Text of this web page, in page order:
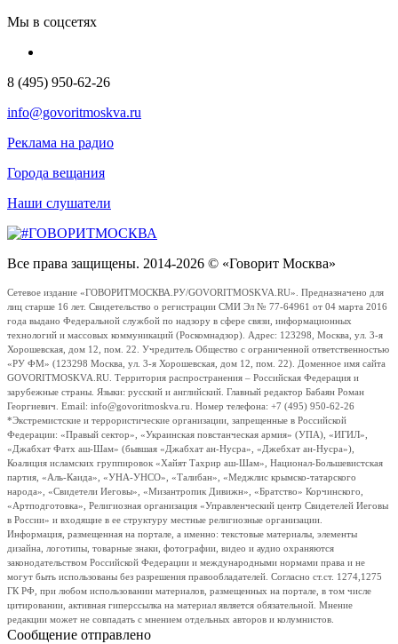
Мы в соцсетях
8 (495) 950-62-26
info@govoritmoskva.ru
Реклама на радио
Города вещания
Наши слушатели
Все права защищены. 2014-2026 © «Говорит Москва»
Сетевое издание «ГОВОРИТМОСКВА.РУ/GOVORITMOSKVA.RU». Предназначено для
лиц старше 16 лет. Свидетельство о регистрации СМИ Эл № 77-64961 от 04 марта 2016
года выдано Федеральной службой по надзору в сфере связи, информационных
технологий и массовых коммуникаций (Роскомнадзор). Адрес: 123298, Москва, ул. 3-я
Хорошевская, дом 12, пом. 22. Учредитель Общество с ограниченной ответственностью
«РУ ФМ» (123298 Москва, ул. 3-я Хорошевская, дом 12, пом. 22). Доменное имя сайта
GOVORITMOSKVA.RU. Территория распространения – Российская Федерация и
зарубежные страны. Языки: русский и английский. Главный редактор Бабаян Роман
Георгиевич. Email: info@govoritmoskva.ru. Номер телефона: +7 (495) 950-62-26
*Экстремистские и террористические организации, запрещенные в Российской
Федерации: «Правый сектор», «Украинская повстанческая армия» (УПА), «ИГИЛ»,
«Джабхат Фатх аш-Шам» (бывшая «Джабхат ан-Нусра», «Джебхат ан-Нусра»),
Коалиция исламских группировок «Хайят Тахрир аш-Шам», Национал-Большевистская
партия, «Аль-Каида», «УНА-УНСО», «Талибан», «Меджлис крымско-татарского
народа», «Свидетели Иеговы», «Мизантропик Дивижн», «Братство» Корчинского,
«Артподготовка», Религиозная организация «Управленческий центр Свидетелей Иеговы
в России» и входящие в ее структуру местные религиозные организации.
Информация, размещенная на портале, а именно: текстовые материалы, элементы
дизайна, логотипы, товарные знаки, фотографии, видео и аудио охраняются
законодательством Российской Федерации и международными нормами права и не
могут быть использованы без разрешения правообладателей. Согласно ст.ст. 1274,1275
ГК РФ, при любом использовании материалов, размещенных на портале, в том числе
цитировании, активная гиперссылка на материал является обязательной. Мнение
редакции может не совпадать с мнением отдельных авторов и колумнистов.
Сообщение отправлено